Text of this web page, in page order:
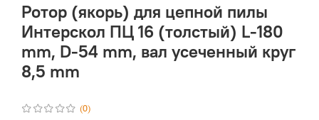
(0)
Ротор (якорь) для цепной пилы
Интерскол ПЦ 16 (толстый) L-180
mm, D-54 mm, вал усеченный круг
8,5 mm